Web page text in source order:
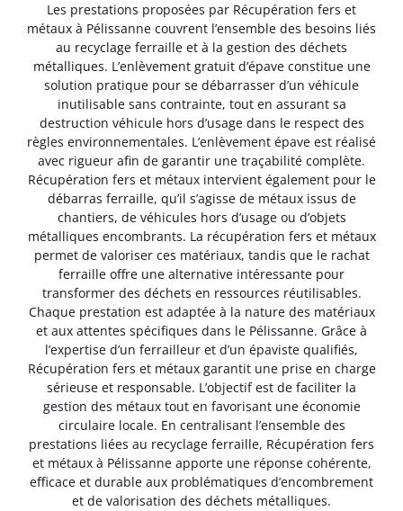
Les prestations proposées par Récupération fers et
métaux à Pélissanne couvrent l’ensemble des besoins liés
au recyclage ferraille et à la gestion des déchets
métalliques. L’enlèvement gratuit d’épave constitue une
solution pratique pour se débarrasser d’un véhicule
inutilisable sans contrainte, tout en assurant sa
destruction véhicule hors d’usage dans le respect des
règles environnementales. L’enlèvement épave est réalisé
avec rigueur afin de garantir une traçabilité complète.
Récupération fers et métaux intervient également pour le
débarras ferraille, qu’il s’agisse de métaux issus de
chantiers, de véhicules hors d’usage ou d’objets
métalliques encombrants. La récupération fers et métaux
permet de valoriser ces matériaux, tandis que le rachat
ferraille offre une alternative intéressante pour
transformer des déchets en ressources réutilisables.
Chaque prestation est adaptée à la nature des matériaux
et aux attentes spécifiques dans le Pélissanne. Grâce à
l’expertise d’un ferrailleur et d’un épaviste qualifiés,
Récupération fers et métaux garantit une prise en charge
sérieuse et responsable. L’objectif est de faciliter la
gestion des métaux tout en favorisant une économie
circulaire locale. En centralisant l’ensemble des
prestations liées au recyclage ferraille, Récupération fers
et métaux à Pélissanne apporte une réponse cohérente,
efficace et durable aux problématiques d’encombrement
et de valorisation des déchets métalliques.